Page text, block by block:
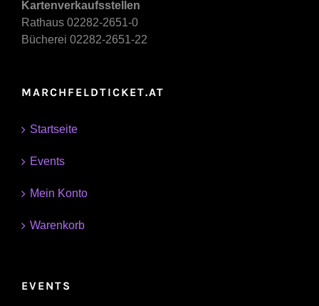
Kartenverkaufsstellen
Rathaus 02282-2651-0
Bücherei 02282-2651-22
MARCHFELDTICKET.AT
Startseite
Events
Mein Konto
Warenkorb
EVENTS